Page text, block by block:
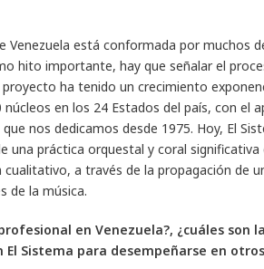
Venezuela está conformada por muchos
hito importante, hay que señalar el
ha tenido un crecimiento
en los 24 Estados del país, con el
nos dedicamos desde 1975. Hoy, El
una práctica orquestal y coral
a través de la propagación de
de la música.
en Venezuela?, ¿cuáles son
Sistema para desempeñarse en